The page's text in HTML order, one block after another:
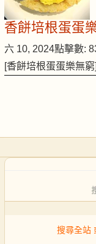
香餅培根蛋蛋
六 10, 2024點擊數:
[香餅培根蛋蛋樂無
搜尋全站